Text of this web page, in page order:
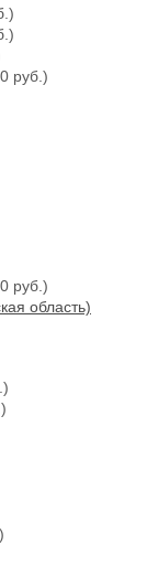
руб.)
руб.)
область)